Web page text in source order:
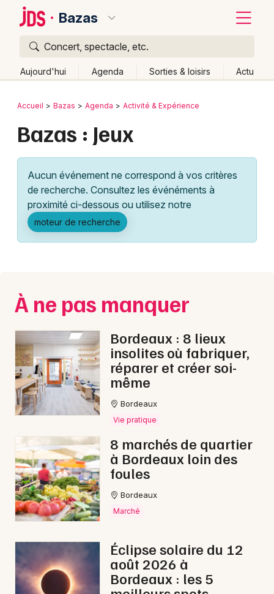
Bazas
Concert, spectacle, etc.
Aujourd'hui Agenda Sorties & loisirs Actu
Publier un événement
Grands événements
Activité & Expérience
Manifestations
Spectacles
Concerts
Sports
Soirées
Sorties famille
Expos
Sorties & loisirs
Jeux en Gironde
Jeux en Nouvelle-Aquitaine
Bordeaux
Lille
Lyon
Marseille
Nantes
Nice
Paris
Strasbourg
Toulouse
Retour
Accueil Bazas Agenda Activité & Expérience
Bazas : Jeux
Aucun événement ne correspond à vos critères
de recherche. Consultez les événéments à
proximité ci-dessous ou utilisez notre
moteur de recherche
À ne pas manquer
Bordeaux : 8 lieux
insolites où fabriquer,
réparer et créer soi-
même
Bordeaux
Vie pratique
8 marchés de quartier
à Bordeaux loin des
foules
Bordeaux
Marché
Éclipse solaire du 12
août 2026 à
Bordeaux : les 5
Quoi ?
Où ?
Près de moi
Changer de lieu
Quand ?
Ce week-end